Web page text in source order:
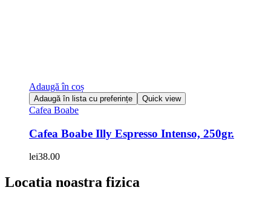
Adaugă în coș
Adaugă în lista cu preferințe Quick view
Cafea Boabe
Cafea Boabe Illy Espresso Intenso, 250gr.
lei38.00
Locatia noastra fizica